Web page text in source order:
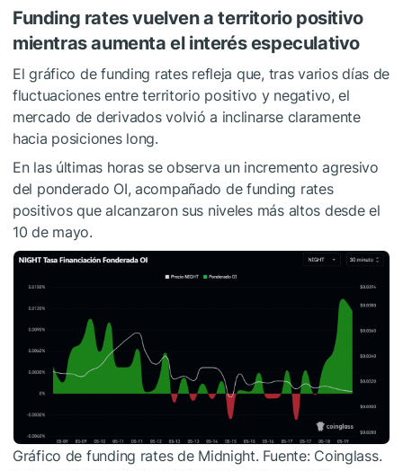
Funding rates vuelven a territorio positivo
mientras aumenta el interés especulativo
El gráfico de funding rates refleja que, tras varios días de
fluctuaciones entre territorio positivo y negativo, el
mercado de derivados volvió a inclinarse claramente
hacia posiciones long.
En las últimas horas se observa un incremento agresivo
del ponderado OI, acompañado de funding rates
positivos que alcanzaron sus niveles más altos desde el
10 de mayo.
Gráfico de funding rates de Midnight. Fuente: Coinglass.